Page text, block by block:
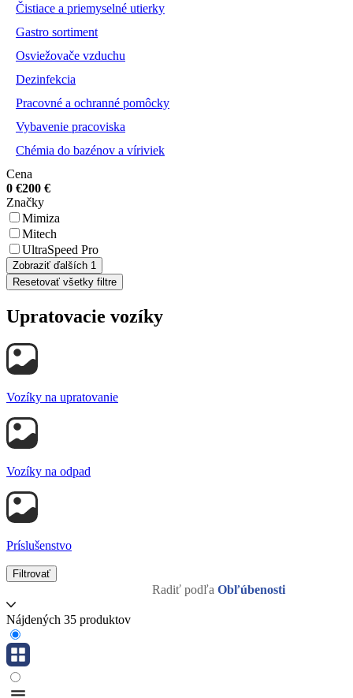
Čistiace a priemyselné utierky
Gastro sortiment
Osviežovače vzduchu
Dezinfekcia
Pracovné a ochranné pomôcky
Vybavenie pracoviska
Chémia do bazénov a víriviek
Cena
0 €200 €
Značky
Mimiza
Mitech
UltraSpeed Pro
Zobraziť ďalších 1
Resetovať všetky filtre
Upratovacie vozíky
Vozíky na upratovanie
Vozíky na odpad
Príslušenstvo
Filtrovať
Radiť podľa Obľúbenosti
Nájdených 35 produktov